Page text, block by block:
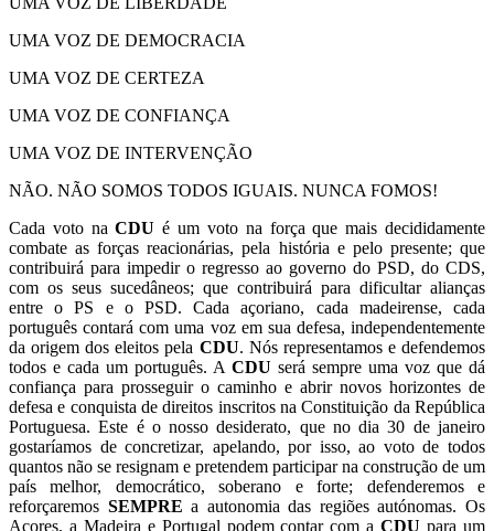
UMA VOZ DE DEMOCRACIA
UMA VOZ DE CERTEZA
UMA VOZ DE CONFIANÇA
UMA VOZ DE INTERVENÇÃO
NÃO. NÃO SOMOS TODOS IGUAIS. NUNCA FOMOS!
Cada voto naCDU é um voto na força que mais decididamente
combate as forças reacionárias, pela história e pelo presente; que
contribuirá para impedir o regresso ao governo do PSD, do CDS,
com os seus sucedâneos; que contribuirá para dificultar alianças
entre o PS e o PSD. Cada açoriano, cada madeirense, cada
português contará com uma voz em sua defesa, independentemente
da origem dos eleitos pela CDU. Nós representamos e defendemos
todos e cada um português. A CDU será sempre uma voz que dá
confiança para prosseguir o caminho e abrir novos horizontes de
defesa e conquista de direitos inscritos na Constituição da República
Portuguesa. Este é o nosso desiderato, que no dia 30 de janeiro
gostaríamos de concretizar, apelando, por isso, ao voto de todos
quantos não se resignam e pretendem participar na construção de um
país melhor, democrático, soberano e forte; defenderemos e
reforçaremos SEMPRE a autonomia das regiões autónomas. Os
Açores, a Madeira e Portugal podem contar com aCDU para um